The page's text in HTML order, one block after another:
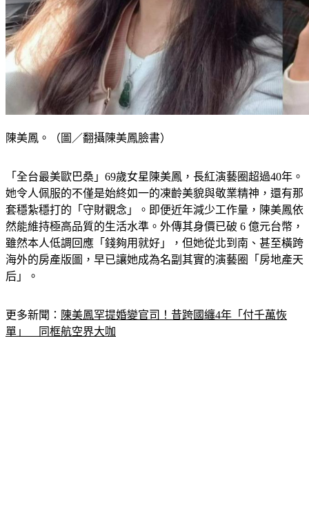
「全台最美歐巴桑」69歲女星陳美鳳，長紅演藝圈超過40年。
她令人佩服的不僅是始終如一的凍齡美貌與敬業精神，還有那
套穩紮穩打的「守財觀念」。即便近年減少工作量，陳美鳳依
然能維持極高品質的生活水準。外傳其身價已破 6 億元台幣，
雖然本人低調回應「錢夠用就好」，但她從北到南、甚至橫跨
海外的房產版圖，早已讓她成為名副其實的演藝圈「房地產天
更多新聞：陳美鳳罕提婚變官司！昔跨國纏4年「付千萬恢